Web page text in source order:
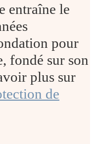
entraîne le
pour
fondé sur son
plus sur
de